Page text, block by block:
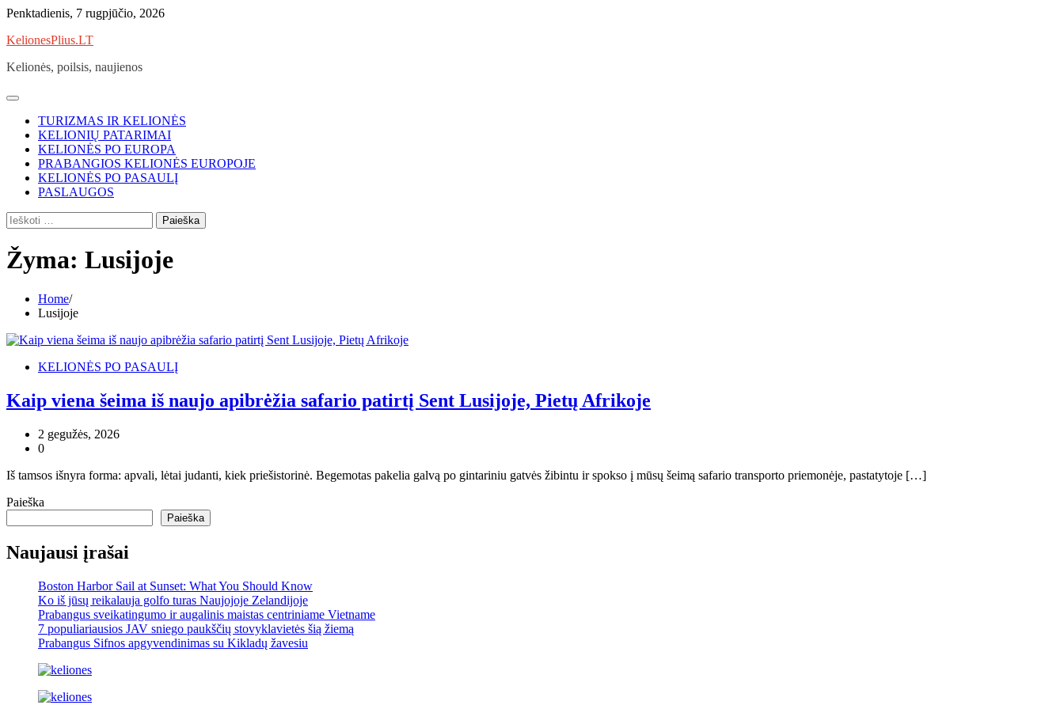
Skip
content
Penktadienis, 7 rugpjūčio, 2026
KelionesPlius.LT
Kelionės, poilsis, naujienos
TURIZMAS IR KELIONĖS
KELIONIŲ PATARIMAI
KELIONĖS PO EUROPA
PRABANGIOS KELIONĖS EUROPOJE
KELIONĖS PO PASAULĮ
PASLAUGOS
Ieškoti:
Žyma: Lusijoje
Home
Lusijoje
KELIONĖS PO PASAULĮ
Kaip viena šeima iš naujo apibrėžia safario patirtį Sent Lusijoje, Pietų Afrikoje
2 gegužės, 2026
0
Iš tamsos išnyra forma: apvali, lėtai judanti, kiek priešistorinė. Begemotas pakelia galvą po gintariniu gatvės žibintu ir spokso į mūsų šeimą safario transporto priemonėje, pastatytoje […]
Paieška
Paieška
Naujausi įrašai
Boston Harbor Sail at Sunset: What You Should Know
Ko iš jūsų reikalauja golfo turas Naujojoje Zelandijoje
Prabangus sveikatingumo ir augalinis maistas centriniame Vietname
7 populiariausios JAV sniego paukščių stovyklavietės šią žiemą
Prabangus Sifnos apgyvendinimas su Kikladų žavesiu